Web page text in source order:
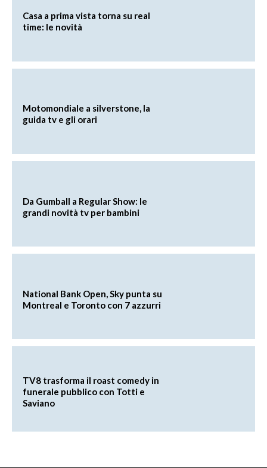
Casa a prima vista torna su real
time: le novità
Motomondiale a silverstone, la
guida tv e gli orari
Da Gumball a Regular Show: le
grandi novità tv per bambini
National Bank Open, Sky punta su
Montreal e Toronto con 7 azzurri
TV8 trasforma il roast comedy in
funerale pubblico con Totti e
Saviano